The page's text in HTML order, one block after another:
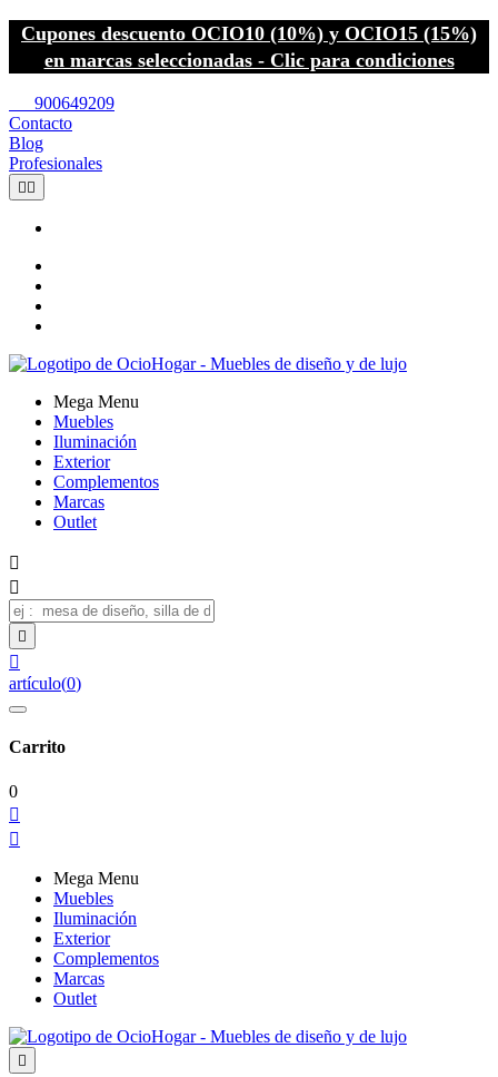
Cupones descuento OCIO10 (10%) y OCIO15 (15%)
en marcas seleccionadas - Clic para condiciones
900649209
Contacto
Blog
Profesionales
 
Mega Menu
Muebles
Iluminación
Exterior
Complementos
Marcas
Outlet




artículo(0)
Carrito
0


Mega Menu
Muebles
Iluminación
Exterior
Complementos
Marcas
Outlet
